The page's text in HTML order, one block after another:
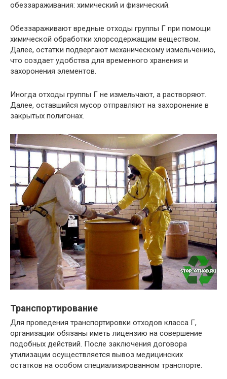
обеззараживания: химический и физический.
Обеззараживают вредные отходы группы Г при помощи
химической обработки хлорсодержащим веществом.
Далее, остатки подвергают механическому измельчению,
что создает удобства для временного хранения и
захоронения элементов.
Иногда отходы группы Г не измельчают, а растворяют.
Далее, оставшийся мусор отправляют на захоронение в
закрытых полигонах.
Транспортирование
Для проведения транспортировки отходов класса Г,
организации обязаны иметь лицензию на совершение
подобных действий. После заключения договора
утилизации осуществляется вывоз медицинских
остатков на особом специализированном транспорте.